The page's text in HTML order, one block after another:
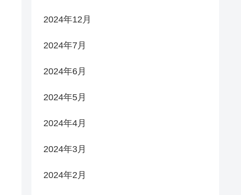
2024年12月
2024年7月
2024年6月
2024年5月
2024年4月
2024年3月
2024年2月